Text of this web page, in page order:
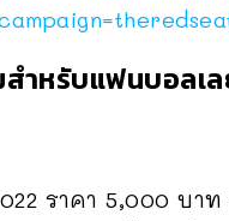
ำหรับแฟนบอลเล
ราคา 5,000 บ